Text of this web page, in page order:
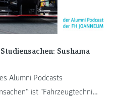
Sushama
Alumni Podcasts
ist "Fahrzeugtechnik